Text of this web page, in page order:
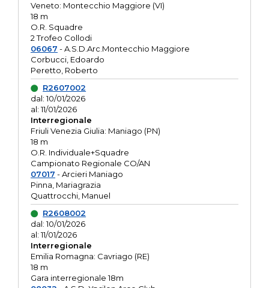
Veneto: Montecchio Maggiore (VI)
18 m
O.R. Squadre
2 Trofeo Collodi
06067 - A.S.D.Arc.Montecchio Maggiore
Corbucci, Edoardo
Peretto, Roberto
R2607002
dal: 10/01/2026
al: 11/01/2026
Interregionale
Friuli Venezia Giulia: Maniago (PN)
18 m
O.R. Individuale+Squadre
Campionato Regionale CO/AN
07017 - Arcieri Maniago
Pinna, Mariagrazia
Quattrocchi, Manuel
R2608002
dal: 10/01/2026
al: 11/01/2026
Interregionale
Emilia Romagna: Cavriago (RE)
18 m
Gara interregionale 18m